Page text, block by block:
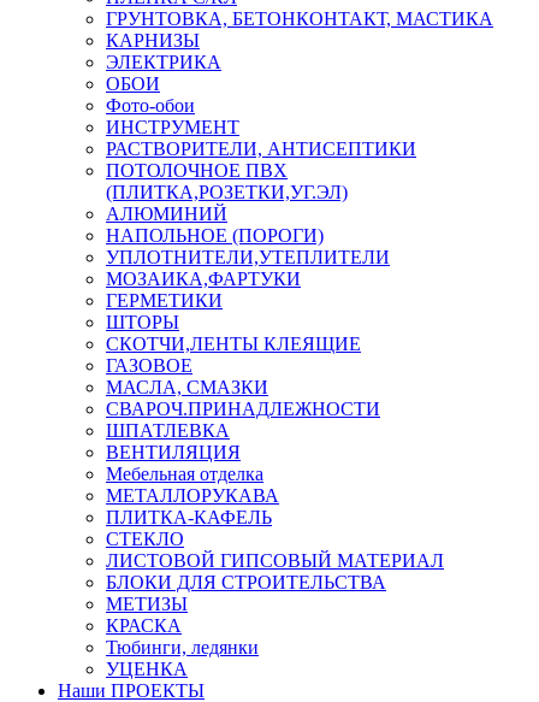
ГРУНТОВКА, БЕТОНКОНТАКТ, МАСТИКА
КАРНИЗЫ
ЭЛЕКТРИКА
ОБОИ
Фото-обои
ИНСТРУМЕНТ
РАСТВОРИТЕЛИ, АНТИСЕПТИКИ
ПОТОЛОЧНОЕ ПВХ
(ПЛИТКА,РОЗЕТКИ,УГ.ЭЛ)
АЛЮМИНИЙ
НАПОЛЬНОЕ (ПОРОГИ)
УПЛОТНИТЕЛИ,УТЕПЛИТЕЛИ
МОЗАИКА,ФАРТУКИ
ГЕРМЕТИКИ
ШТОРЫ
СКОТЧИ,ЛЕНТЫ КЛЕЯЩИЕ
ГАЗОВОЕ
МАСЛА, СМАЗКИ
СВАРОЧ.ПРИНАДЛЕЖНОСТИ
ШПАТЛЕВКА
ВЕНТИЛЯЦИЯ
Мебельная отделка
МЕТАЛЛОРУКАВА
ПЛИТКА-КАФЕЛЬ
СТЕКЛО
ЛИСТОВОЙ ГИПСОВЫЙ МАТЕРИАЛ
БЛОКИ ДЛЯ СТРОИТЕЛЬСТВА
МЕТИЗЫ
КРАСКА
Тюбинги, ледянки
УЦЕНКА
Наши ПРОЕКТЫ